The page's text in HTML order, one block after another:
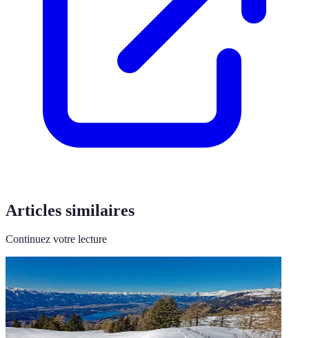
Articles similaires
Continuez votre lecture